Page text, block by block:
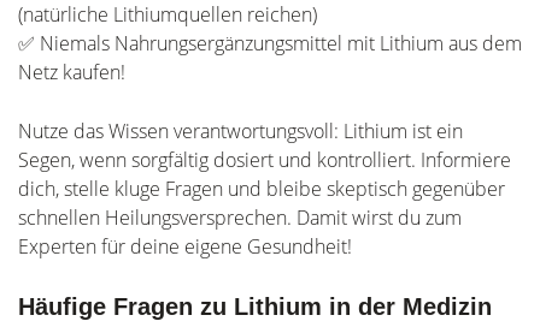
(natürliche Lithiumquellen reichen)
✅ Niemals Nahrungsergänzungsmittel mit Lithium aus dem
Netz kaufen!
Nutze das Wissen verantwortungsvoll: Lithium ist ein
Segen, wenn sorgfältig dosiert und kontrolliert. Informiere
dich, stelle kluge Fragen und bleibe skeptisch gegenüber
schnellen Heilungsversprechen. Damit wirst du zum
Experten für deine eigene Gesundheit!
Häufige Fragen zu Lithium in der Medizin